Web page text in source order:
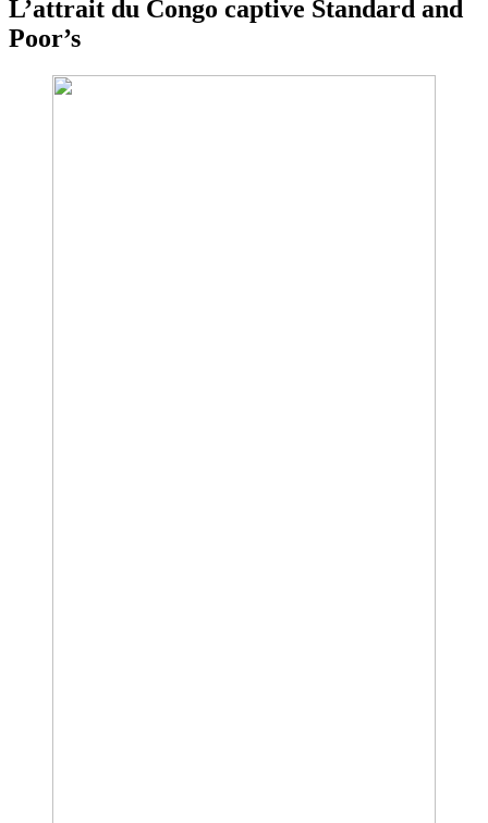
L’attrait du Congo captive Standard and
Poor’s